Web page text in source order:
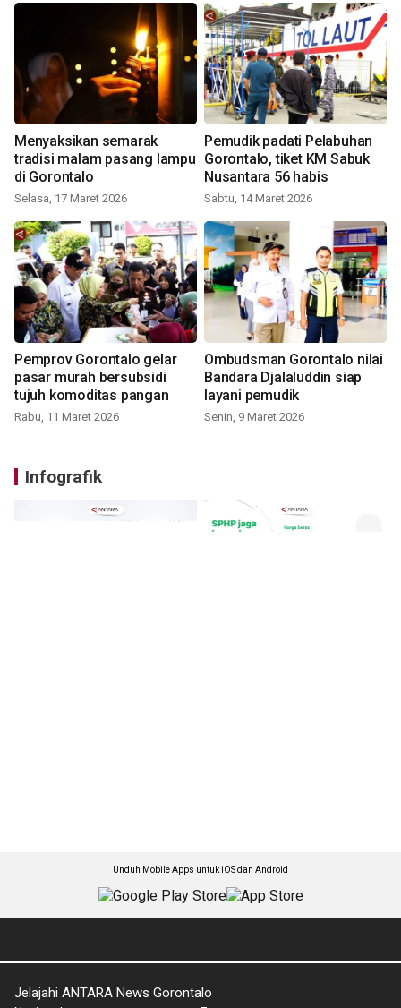
Menyaksikan semarak
tradisi malam pasang lampu
di Gorontalo
Selasa, 17 Maret 2026
Pemudik padati Pelabuhan
Gorontalo, tiket KM Sabuk
Nusantara 56 habis
Sabtu, 14 Maret 2026
Pemprov Gorontalo gelar
pasar murah bersubsidi
tujuh komoditas pangan
Rabu, 11 Maret 2026
Ombudsman Gorontalo nilai
Bandara Djalaluddin siap
layani pemudik
Senin, 9 Maret 2026
Infografik
Unduh Mobile Apps untuk iOS dan Android
Jelajahi ANTARA News Gorontalo